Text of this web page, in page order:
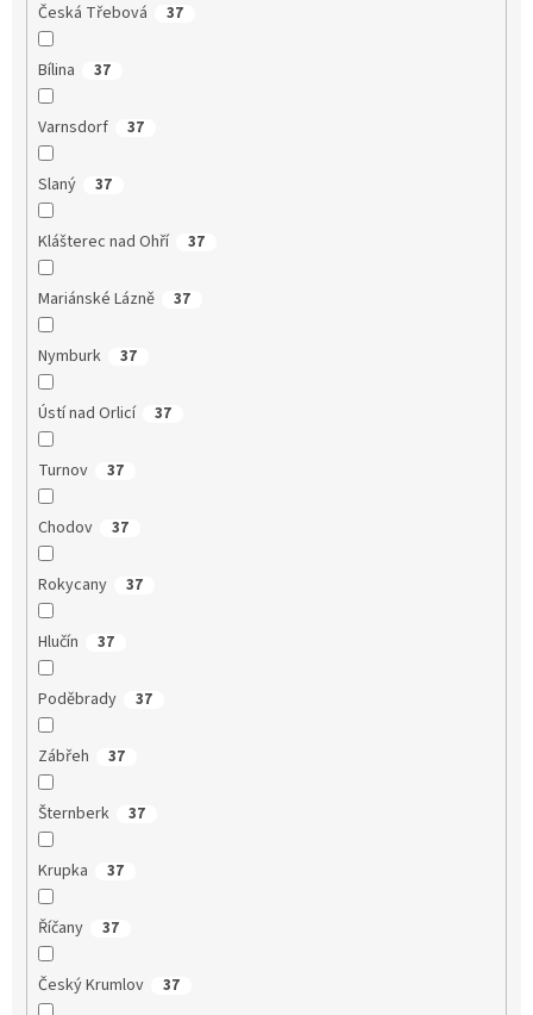
Česká Třebová 37
Bílina 37
Varnsdorf 37
Slaný 37
Klášterec nad Ohří 37
Mariánské Lázně 37
Nymburk 37
Ústí nad Orlicí 37
Turnov 37
Chodov 37
Rokycany 37
Hlučín 37
Poděbrady 37
Zábřeh 37
Šternberk 37
Krupka 37
Říčany 37
Český Krumlov 37